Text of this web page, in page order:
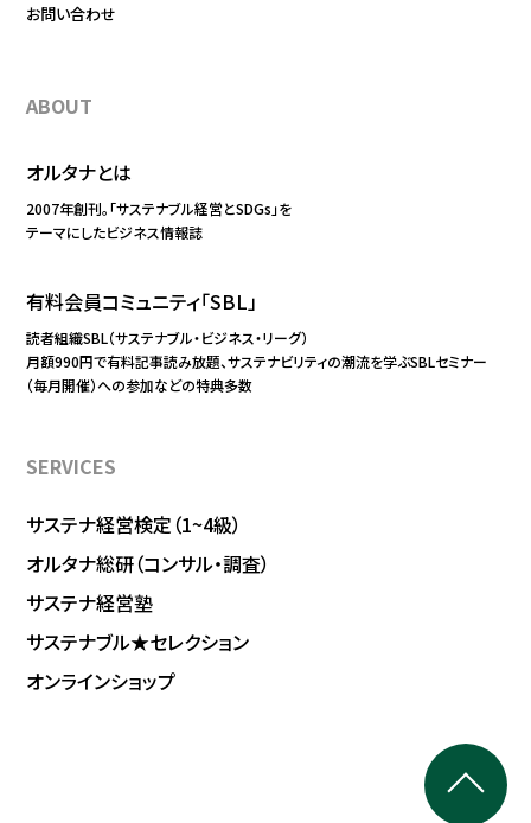
お問い合わせ
ABOUT
オルタナとは
2007年創刊。「サステナブル経営とSDGs」を
テーマにしたビジネス情報誌
有料会員コミュニティ「SBL」
読者組織SBL（サステナブル・ビジネス・リーグ）
月額990円で有料記事読み放題、サステナビリティの潮流を学ぶSBLセミナー
（毎月開催）への参加などの特典多数
SERVICES
サステナ経営検定（1~4級）
オルタナ総研（コンサル・調査）
サステナ経営塾
サステナブル★セレクション
オンラインショップ